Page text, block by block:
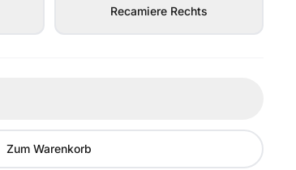
Recamiere Rechts
Zum Warenkorb